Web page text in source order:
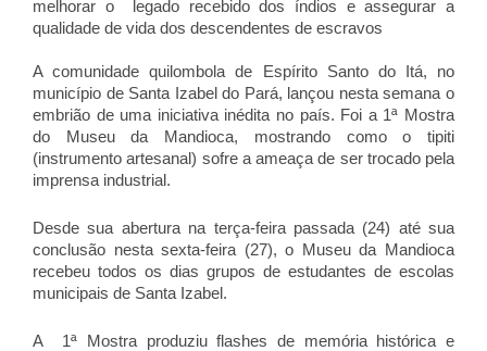
melhorar o legado recebido dos índios e assegurar a
qualidade de vida dos descendentes de escravos
A comunidade quilombola de Espírito Santo do Itá, no
município de Santa Izabel do Pará, lançou nesta semana o
embrião de uma iniciativa inédita no país. Foi a 1ª Mostra
do Museu da Mandioca, mostrando como o tipiti
(instrumento artesanal) sofre a ameaça de ser trocado pela
imprensa industrial.
Desde sua abertura na terça-feira passada (24) até sua
conclusão nesta sexta-feira (27), o Museu da Mandioca
recebeu todos os dias grupos de estudantes de escolas
municipais de Santa Izabel.
A 1ª Mostra produziu flashes de memória histórica e